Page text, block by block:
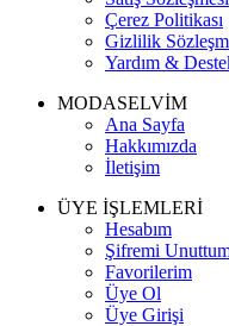
Çerez Politikası
Gizlilik
Yardım &
MODASELVİM
Ana Sayfa
Hakkımızda
İletişim
ÜYE İŞLEMLERİ
Hesabım
Şifremi
Favorilerim
Üye Ol
Üye Girişi